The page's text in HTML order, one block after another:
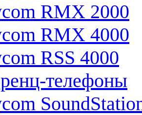
RMX 2000
RMX 4000
RSS 4000
телефоны